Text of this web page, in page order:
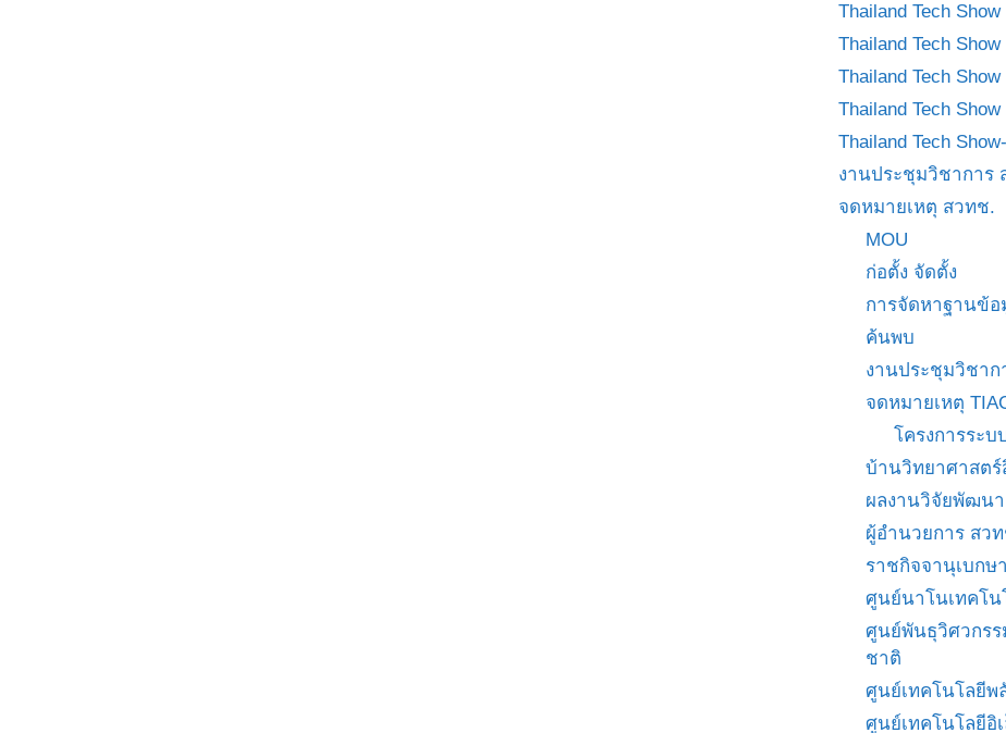
Thailand Tech
Thailand Tech
Thailand Tech
Thailand Tech
Thailand Tech
งานประชุมวิชาการ
จดหมายเหตุ สวทช.
MOU
ก่อตั้ง จัดตั้ง
การจัดหาฐานข้
ค้นพบ
งานประชุมวิชาก
จดหมายเหตุ
โครงการระ
บ้านวิทยาศาสตร์
ผลงานวิจัยพัฒนา
ผู้อำนวยการ สว
ราชกิจจานุเบก
ศูนย์นาโนเทคโน
ศูนย์พันธุวิศวกรร
ชาติ
ศูนย์เทคโนโลยีพ
ศูนย์เทคโนโลยีอิ